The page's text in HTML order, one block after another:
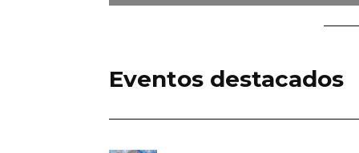
Eventos destacados